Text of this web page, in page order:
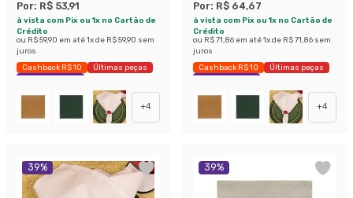
Por: R$ 53,91
à vista com Pix ou 1x no Cartão de
Crédito
ou R$ 59,90 em até1x de R$ 59,90 sem
juros
Cashback R$ 10
Últimas peças
Economize 46%
+4
Por: R$ 64,67
à vista com Pix ou 1x no Cartão de
Crédito
ou R$ 71,86 em até1x de R$ 71,86 sem
juros
Cashback R$ 10
Últimas peças
Economize 41%
+4
39% 39%